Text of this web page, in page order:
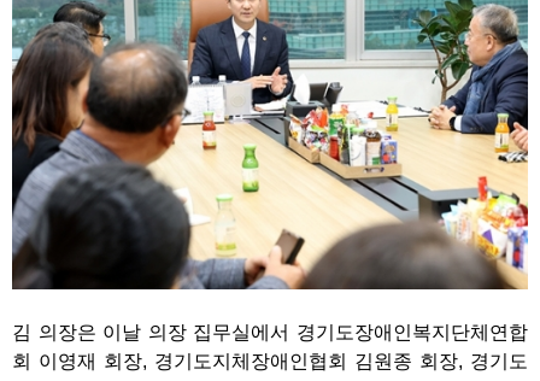
김 의장은 이날 의장 집무실에서 경기도장애인복지단체연합
회 이영재 회장, 경기도지체장애인협회 김원종 회장, 경기도